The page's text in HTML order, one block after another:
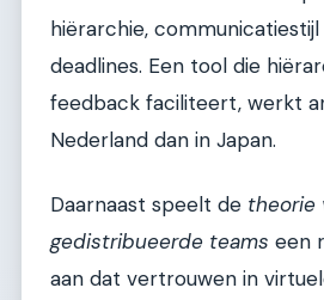
hiërarchie,
deadlines. Een tool die
feedback faciliteert, werkt
Nederland dan in Japan.
Daarnaast speelt de theorie
gedistribueerde teams een
aan dat vertrouwen in